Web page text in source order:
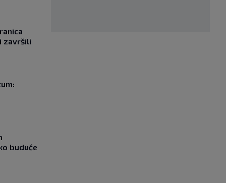
završili
buduće